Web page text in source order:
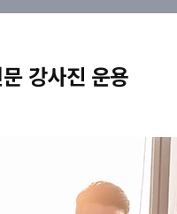
강사진 운용